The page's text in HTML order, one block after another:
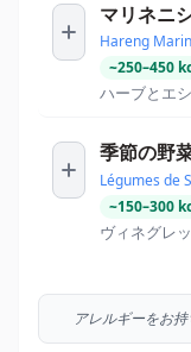
マリネニ
Hareng
~250–450
ハーブとエ
季節の野
Légumes de
~150–300
ヴィネグレ
アレルギーをお